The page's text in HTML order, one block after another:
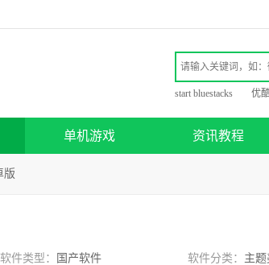
start bluestacks 优
单机游戏 资讯教程
版
软件类型： 国产软件 软件分类： 主